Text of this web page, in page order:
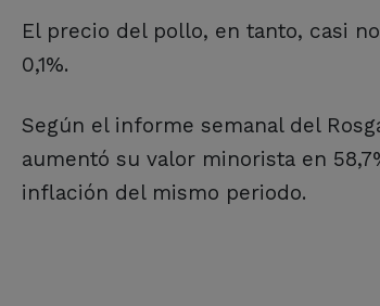
El precio del pollo, en tanto, casi
0,1%.
Según el informe semanal del
aumentó su valor minorista en
inflación del mismo periodo.